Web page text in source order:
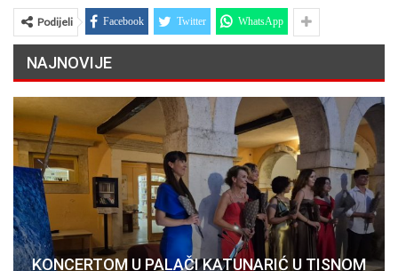
Podijeli Facebook Twitter WhatsApp
NAJNOVIJE
KONCERTOM U PALAČI KATUNARIĆ U TISNOM